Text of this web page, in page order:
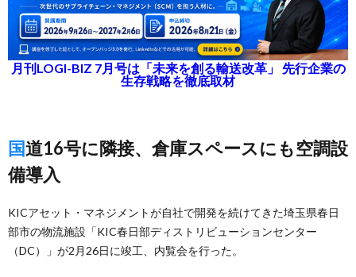
月刊LOGI-BIZ 7月号は「未来を創る輸送改革」 先行企業の
生存戦略を徹底取材
国道16号に隣接、倉庫スペースにも空調設
備導入
KICアセット・マネジメントが自社で開発を続けてきた埼玉県春日
部市の物流施設「KIC春日部ディストリビューションセンター
（DC）」が2月26日に竣工、内覧会を行った。